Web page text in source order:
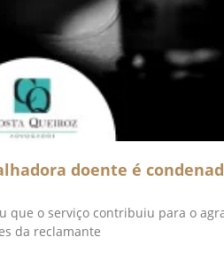
doente é
que o serviço contribuiu para o
da reclamante